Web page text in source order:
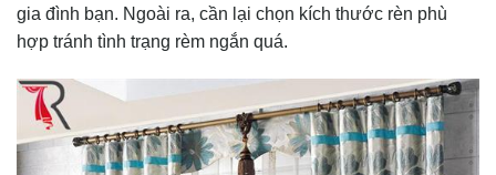
gia đình bạn. Ngoài ra, cần lại chọn kích thước rèn phù
hợp tránh tình trạng rèm ngắn quá.